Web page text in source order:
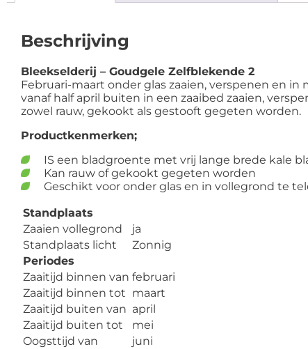
Beschrijving
Bleekselderij – Goudgele Zelfblekende 2
Februari-maart onder glas zaaien, verspenen en in
vanaf half april buiten in een zaaibed zaaien,
zowel rauw, gekookt als gestooft gegeten worden.
Productkenmerken;
IS een bladgroente met vrij lange brede kale
Kan rauw of gekookt gegeten worden
Geschikt voor onder glas en in vollegrond te
Standplaats
Zaaien vollegrond
ja
Standplaats licht
Zonnig
Periodes
Zaaitijd binnen van februari
Zaaitijd binnen tot maart
Zaaitijd buiten van april
Zaaitijd buiten tot
mei
Oogsttijd van
juni